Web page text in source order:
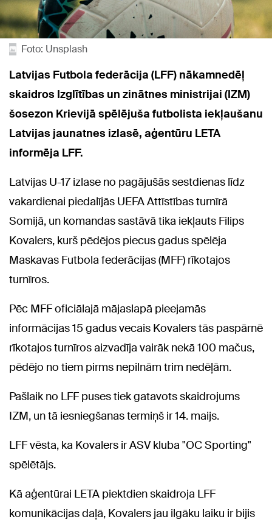
Foto: Unsplash
Latvijas Futbola federācija (LFF) nākamnedēļ
skaidros Izglītības un zinātnes ministrijai (IZM)
šosezon Krievijā spēlējuša futbolista iekļaušanu
Latvijas jaunatnes izlasē, aģentūru LETA
informēja LFF.
Latvijas U-17 izlase no pagājušās sestdienas līdz
vakardienai piedalījās UEFA Attīstības turnīrā
Somijā, un komandas sastāvā tika iekļauts Filips
Kovalers, kurš pēdējos piecus gadus spēlēja
Maskavas Futbola federācijas (MFF) rīkotajos
turnīros.
Pēc MFF oficiālajā mājaslapā pieejamās
informācijas 15 gadus vecais Kovalers tās paspārnē
rīkotajos turnīros aizvadīja vairāk nekā 100 mačus,
pēdējo no tiem pirms nepilnām trim nedēļām.
Pašlaik no LFF puses tiek gatavots skaidrojums
IZM, un tā iesniegšanas termiņš ir 14. maijs.
LFF vēsta, ka Kovalers ir ASV kluba "OC Sporting"
spēlētājs.
Kā aģentūrai LETA piektdien skaidroja LFF
komunikācijas daļā, Kovalers jau ilgāku laiku ir bijis